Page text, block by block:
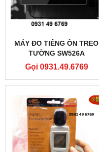
MÁY ĐO TIẾNG ỒN TREO
TƯỜNG SW526A
Gọi 0931.49.6769